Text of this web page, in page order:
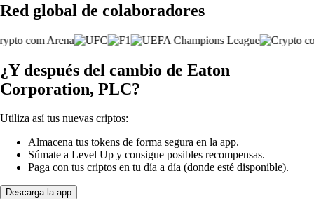
Red global de colaboradores
¿Y después del cambio de Eaton
Corporation, PLC?
Utiliza así tus nuevas criptos:
Almacena tus tokens de forma segura en la app.
Súmate a Level Up y consigue posibles recompensas.
Paga con tus criptos en tu día a día (donde esté disponible).
Descarga la app